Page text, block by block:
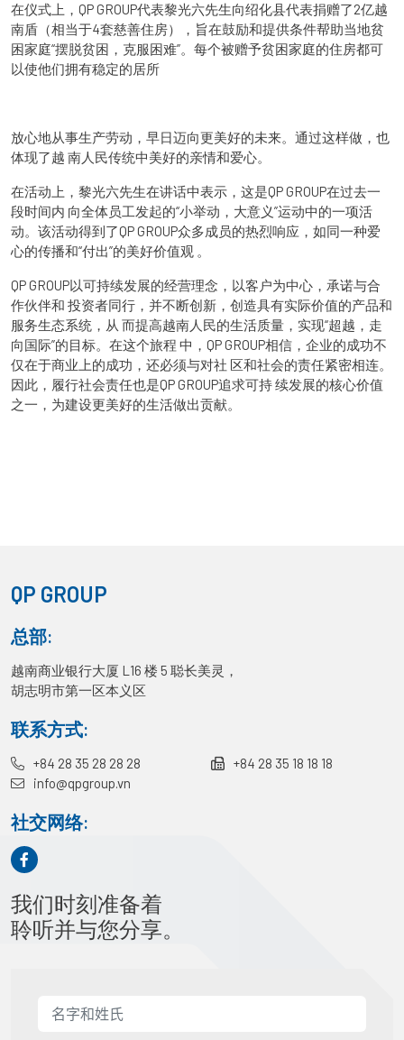
在仪式上，QP GROUP代表黎光六先生向绍化县代表捐赠了2亿越
南盾（相当于4套慈善住房），旨在鼓励和提供条件帮助当地贫
困家庭“摆脱贫困，克服困难”。每个被赠予贫困家庭的住房都可
以使他们拥有稳定的居所
放心地从事生产劳动，早日迈向更美好的未来。通过这样做，也
体现了越 南人民传统中美好的亲情和爱心。
在活动上，黎光六先生在讲话中表示，这是QP GROUP在过去一
段时间内 向全体员工发起的“小举动，大意义”运动中的一项活
动。该活动得到了QP GROUP众多成员的热烈响应，如同一种爱
心的传播和“付出”的美好价值观 。
QP GROUP以可持续发展的经营理念，以客户为中心，承诺与合
作伙伴和 投资者同行，并不断创新，创造具有实际价值的产品和
服务生态系统，从 而提高越南人民的生活质量，实现“超越，走
向国际”的目标。在这个旅程 中，QP GROUP相信，企业的成功不
仅在于商业上的成功，还必须与对社 区和社会的责任紧密相连。
因此，履行社会责任也是QP GROUP追求可持 续发展的核心价值
之一，为建设更美好的生活做出贡献。
QP GROUP
总部:
越南商业银行大厦 L16 楼 5 聪长美灵，
胡志明市第一区本义区
联系方式:
+84 28 35 28 28 28
+84 28 35 18 18 18
info@qpgroup.vn
社交网络:
我们时刻准备着
聆听并与您分享。